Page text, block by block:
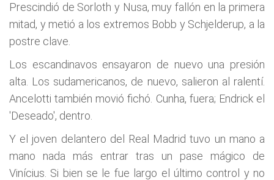
Prescindió de Sorloth y Nusa, muy fallón en la primera
mitad, y metió a los extremos Bobb y Schjelderup, a la
postre clave.
Los escandinavos ensayaron de nuevo una presión
alta. Los sudamericanos, de nuevo, salieron al ralentí.
Ancelotti también movió fichó. Cunha, fuera; Endrick el
'Deseado', dentro.
Y el joven delantero del Real Madrid tuvo un mano a
mano nada más entrar tras un pase mágico de
Vinícius. Si bien se le fue largo el último control y no